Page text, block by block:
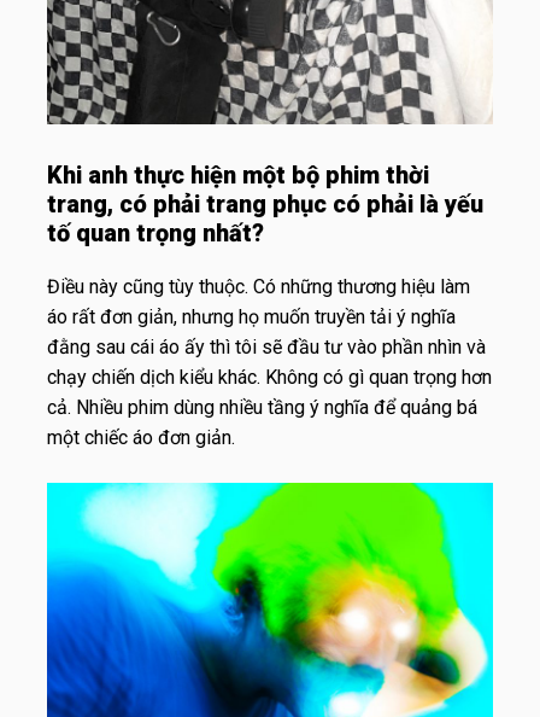
Khi anh thực hiện một bộ phim thời
trang, có phải trang phục có phải là yếu
tố quan trọng nhất?
Điều này cũng tùy thuộc. Có những thương hiệu làm
áo rất đơn giản, nhưng họ muốn truyền tải ý nghĩa
đằng sau cái áo ấy thì tôi sẽ đầu tư vào phần nhìn và
chạy chiến dịch kiểu khác. Không có gì quan trọng hơn
cả. Nhiều phim dùng nhiều tầng ý nghĩa để quảng bá
một chiếc áo đơn giản.